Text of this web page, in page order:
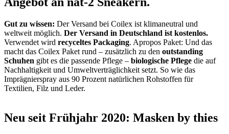
Gut zu wissen: Der Versand bei Coilex ist klimaneutral und
weltweit möglich. Der Versand in Deutschland ist kostenlos.
Verwendet wird recyceltes Packaging. Apropos Paket: Und das
macht das Coilex Paket rund – zusätzlich zu den outstanding
Schuhen gibt es die passende Pflege – biologische Pflege die auf
Nachhaltigkeit und Umweltverträglichkeit setzt. So wie das
Imprägnierspray aus 90 Prozent natürlichen Rohstoffen für
Textilien, Filz und Leder.
Neu seit Frühjahr 2020: Masken by thies